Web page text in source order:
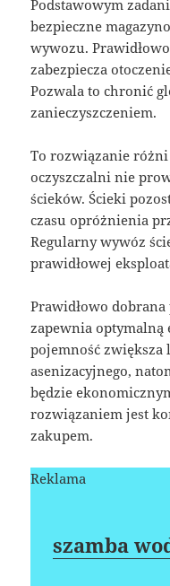
Podstawowym
bezpieczne
wywozu.
zabezpiecza
Pozwala to chronić
zanieczyszczeniem.
To rozwiązanie
oczyszczalni nie
ścieków. Ścieki
czasu opróżnienia
Regularny wywóz
prawidłowej
Prawidłowo
zapewnia optymalną
pojemność
asenizacyjnego,
będzie
rozwiązaniem jest
zakupem.
Reklama
szamba